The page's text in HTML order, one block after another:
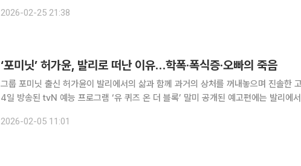
통제 성향이 있다는 걸 알게 됐다. 이런 게 아이돌이나
2026-02-25 21:38
‘포미닛’ 허가윤, 발리로 떠난 이유…학폭·폭식증·오빠의 죽음
그룹 포미닛 출신 허가윤이 발리에서의 삶과 함께 과거의 상처를 꺼내놓으며 진솔한
4일 방송된 tvN 예능 프로그램 ‘유 퀴즈 온 더 블록’ 말미 공개된 예고편에는 발리에
2026-02-05 11:01